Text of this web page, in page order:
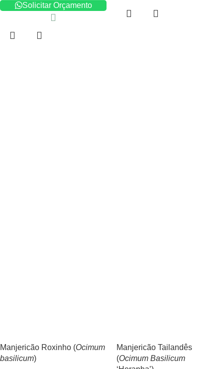
Solicitar Orçamento
Manjericão Roxinho (Ocimum
basilicum)
Manjericão Tailandês
(Ocimum Basilicum